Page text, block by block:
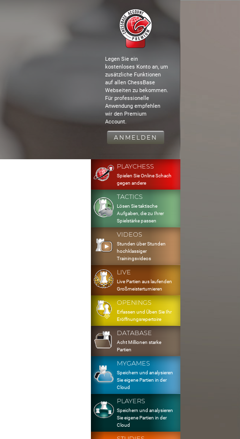
Legen Sie ein
kostenloses Konto an, um
zusätzliche Funktionen
auf allen ChessBase
Webseiten zu bekommen.
Für professionelle
Anwendung empfehlen
wir den Premium
Account.
ANMELDEN
PLAYCHESS
Spielen Sie Online Schach
gegen andere
TACTICS
Lösen Sie taktische
Aufgaben, die zu Ihrer
Spielstärke passen
VIDEOS
Stunden über Stunden
hochklassiger
Trainingsvideos
LIVE
Live Partien aus laufenden
Großmeisterturnieren
OPENINGS
Erfassen und Üben Sie Ihr
Eröffnungsrepertoire
DATABASE
Acht Millionen starke
Partien
MYGAMES
Speichern und analysieren
Sie eigene Partien in der
Cloud
PLAYERS
Speichern und analysieren
Sie eigene Partien in der
Cloud